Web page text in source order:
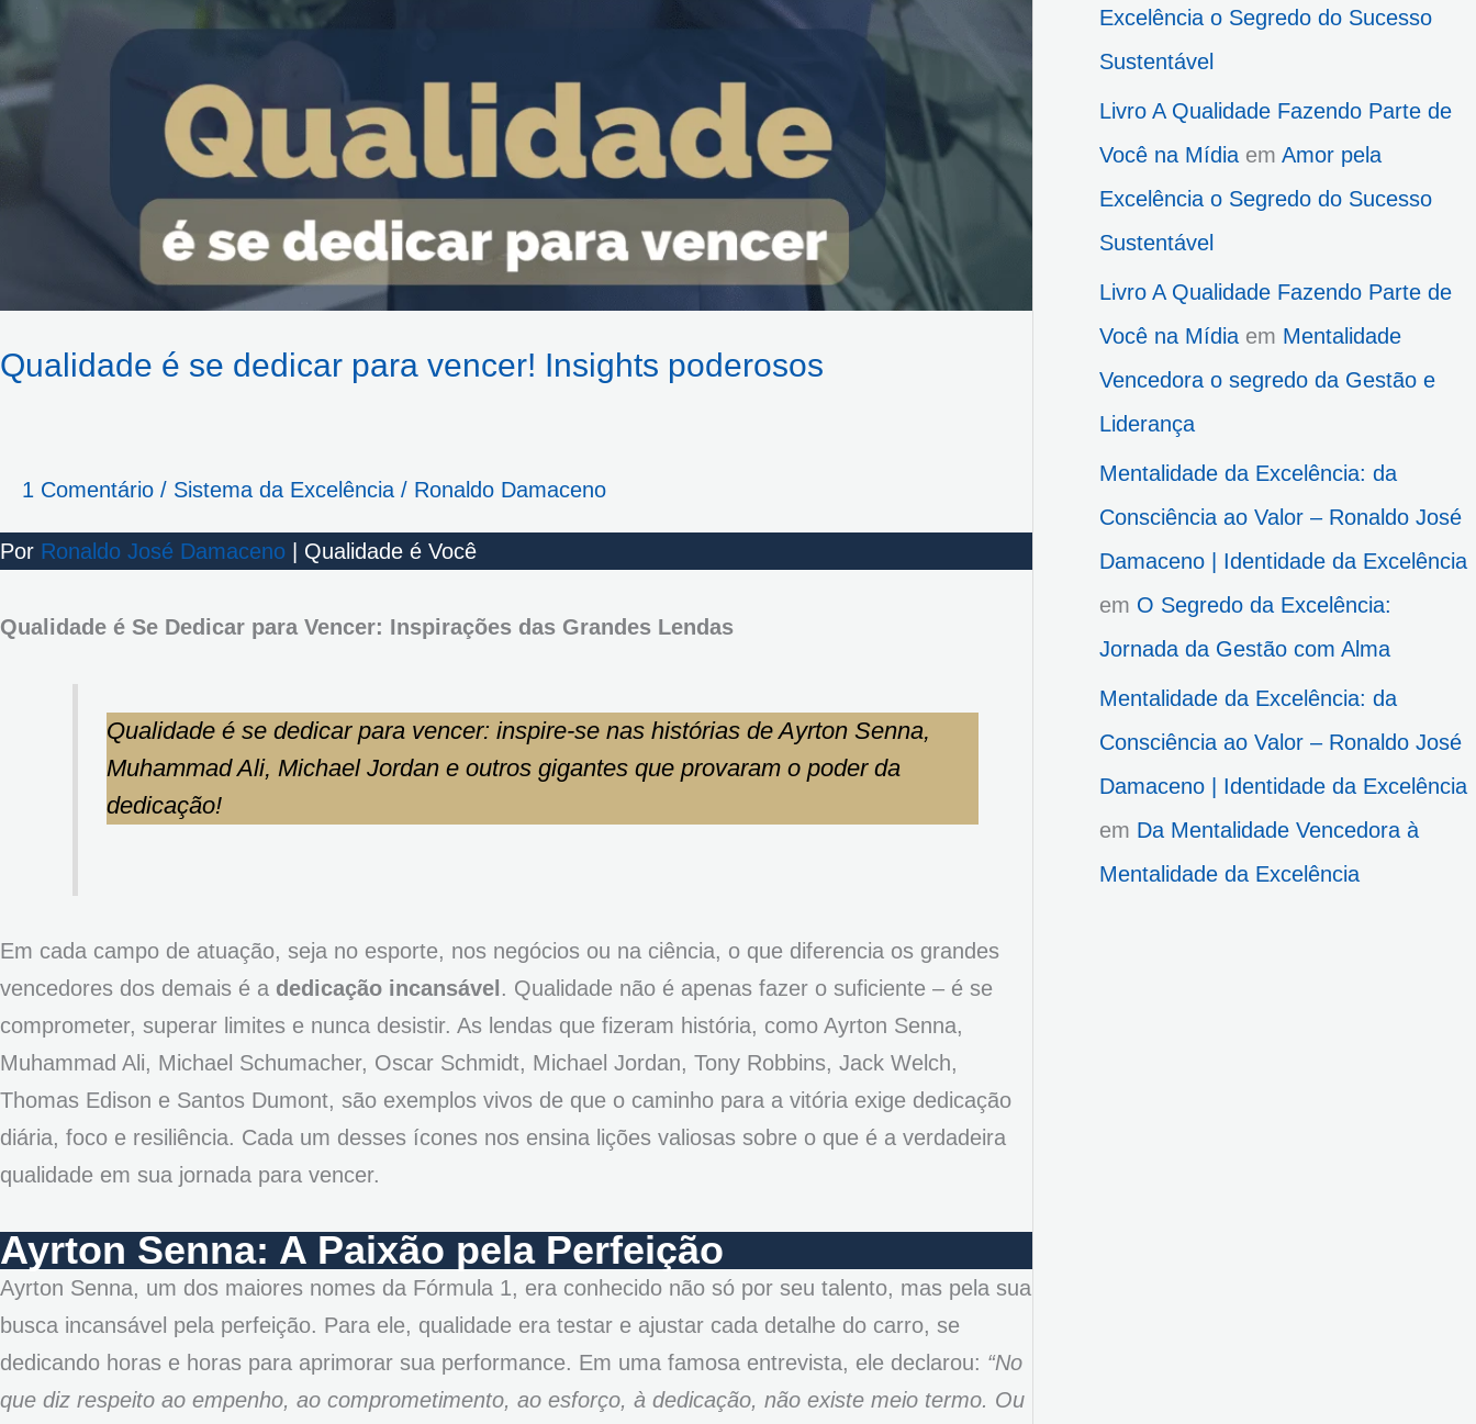
Qualidade é se dedicar para vencer! Insights poderosos
1 Comentário / Sistema da Excelência / Ronaldo Damaceno
Por Ronaldo José Damaceno | Qualidade é Você
Qualidade é Se Dedicar para Vencer: Inspirações das Grandes Lendas
Qualidade é se dedicar para vencer: inspire-se nas histórias de Ayrton Senna,
Muhammad Ali, Michael Jordan e outros gigantes que provaram o poder da
dedicação!
Em cada campo de atuação, seja no esporte, nos negócios ou na ciência, o que diferencia os grandes
vencedores dos demais é a dedicação incansável . Qualidade não é apenas fazer o suficiente – é se
comprometer, superar limites e nunca desistir. As lendas que fizeram história, como Ayrton Senna,
Muhammad Ali, Michael Schumacher, Oscar Schmidt, Michael Jordan, Tony Robbins, Jack Welch,
Thomas Edison e Santos Dumont, são exemplos vivos de que o caminho para a vitória exige dedicação
diária, foco e resiliência. Cada um desses ícones nos ensina lições valiosas sobre o que é a verdadeira
qualidade em sua jornada para vencer.
Ayrton Senna: A Paixão pela Perfeição
Ayrton Senna, um dos maiores nomes da Fórmula 1, era conhecido não só por seu talento, mas pela sua
busca incansável pela perfeição. Para ele, qualidade era testar e ajustar cada detalhe do carro, se
dedicando horas e horas para aprimorar sua performance. Em uma famosa entrevista, ele declarou: “No
que diz respeito ao empenho, ao comprometimento, ao esforço, à dedicação, não existe meio termo. Ou
Excelência o Segredo do Sucesso
Sustentável
Livro A Qualidade Fazendo Parte de
Você na Mídiaem Amor pela
Excelência o Segredo do Sucesso
Sustentável
Livro A Qualidade Fazendo Parte de
Você na Mídiaem Mentalidade
Vencedora o segredo da Gestão e
Liderança
Mentalidade da Excelência: da
Consciência ao Valor – Ronaldo José
Damaceno | Identidade da Excelência
em O Segredo da Excelência:
Jornada da Gestão com Alma
Mentalidade da Excelência: da
Consciência ao Valor – Ronaldo José
Damaceno | Identidade da Excelência
em Da Mentalidade Vencedora à
Mentalidade da Excelência